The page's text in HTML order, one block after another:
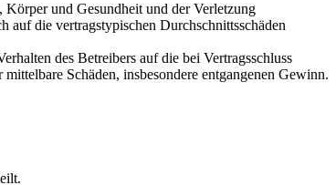
Körper und Gesundheit und der Verletzung
auf die vertragstypischen Durchschnittsschäden
des Betreibers auf die bei Vertragsschluss
Schäden, insbesondere entgangenen Gewinn.